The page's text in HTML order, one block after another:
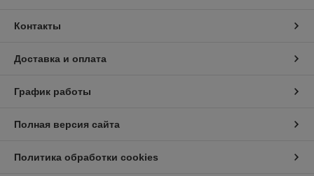
Контакты
Доставка и оплата
График работы
Полная версия сайта
Политика обработки cookies